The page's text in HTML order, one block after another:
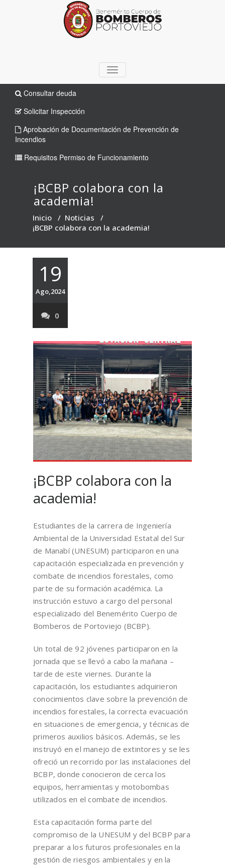
TOGGLE
NAVIGATION
Consultar deuda
Solicitar Inspección
Aprobación de Documentación de Prevención de
Incendios
Requisitos Permiso de Funcionamiento
¡BCBP colabora con la
academia!
Inicio / Noticias /
¡BCBP colabora con la academia!
19
Ago,2024
0
¡BCBP colabora con la
academia!
Estudiantes de la carrera de Ingeniería
Ambiental de la Universidad Estatal del Sur
de Manabí (UNESUM) participaron en una
capacitación especializada en prevención y
combate de incendios forestales, como
parte de su formación académica. La
instrucción estuvo a cargo del personal
especializado del Benemérito Cuerpo de
Bomberos de Portoviejo (BCBP).
Un total de 92 jóvenes participaron en la
jornada que se llevó a cabo la mañana –
tarde de este viernes. Durante la
capacitación, los estudiantes adquirieron
conocimientos clave sobre la prevención de
incendios forestales, la correcta evacuación
en situaciones de emergencia, y técnicas de
primeros auxilios básicos. Además, se les
instruyó en el manejo de extintores y se les
ofreció un recorrido por las instalaciones del
BCBP, donde conocieron de cerca los
equipos, herramientas y motobombas
utilizados en el combate de incendios.
Esta capacitación forma parte del
compromiso de la UNESUM y del BCBP para
preparar a los futuros profesionales en la
gestión de riesgos ambientales y en la